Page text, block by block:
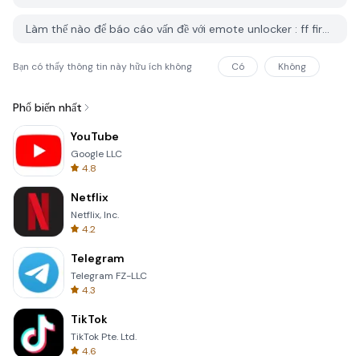
Làm thế nào để báo cáo vấn đề với emote unlocker : ff fire ffh4x trên PGYER APK HUB?
Bạn có thấy thông tin này hữu ích không Có Không
Phổ biến nhất
YouTube
Google LLC
4.8
Netflix
Netflix, Inc.
4.2
Telegram
Telegram FZ-LLC
4.3
TikTok
TikTok Pte. Ltd.
4.6